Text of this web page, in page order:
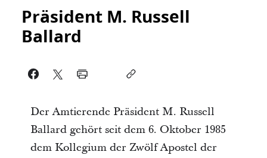
Präsident M. Russell
Ballard
Der Amtierende Präsident M. Russell
Ballard gehört seit dem 6. Oktober 1985
dem Kollegium der Zwölf Apostel der